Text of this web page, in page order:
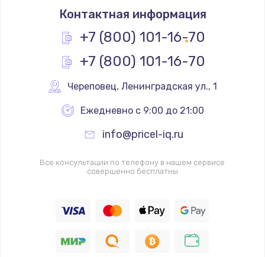
Контактная информация
+7 (800) 101-16-70
+7 (800) 101-16-70
Череповец, Ленинградская ул., 1
Ежедневно с 9:00 до 21:00
info@pricel-iq.ru
Все консультации по телефону в нашем сервисе
совершенно бесплатны